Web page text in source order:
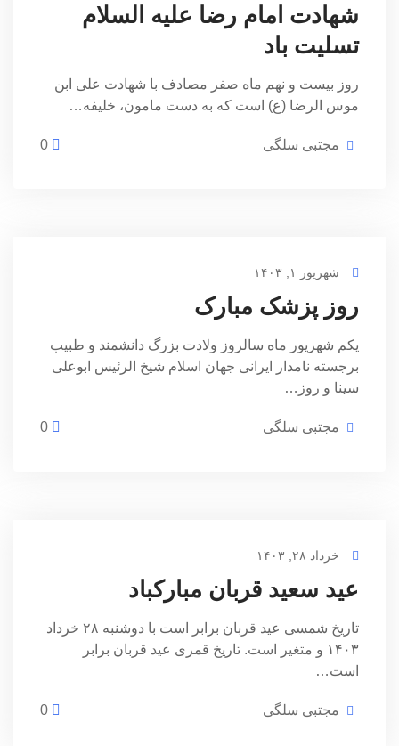
شهادت امام رضا علیه السلام
تسلیت باد
روز بیست و نهم ماه صفر مصادف با شهادت علی ابن
موس الرضا (ع) است که به دست مامون، خلیفه…
مجتبی سلگی
شهریور ۱, ۱۴۰۳
روز پزشک مبارک
یکم شهریور ماه سالروز ولادت بزرگ دانشمند و طبیب
برجسته نامدار ایرانی جهان اسلام شیخ الرئیس ابوعلی
سینا و روز…
مجتبی سلگی
خرداد ۲۸, ۱۴۰۳
عید سعید قربان مبارکباد
تاریخ شمسی عید قربان برابر است با دوشنبه ۲۸ خرداد
۱۴۰۳ و متغیر است. تاریخ قمری عید قربان برابر
است…
مجتبی سلگی